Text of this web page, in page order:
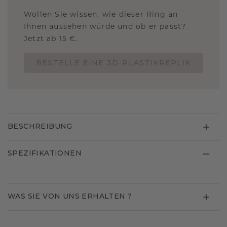
Wollen Sie wissen, wie dieser Ring an
Ihnen aussehen würde und ob er passt?
Jetzt ab 15 €.
BESCHREIBUNG
SPEZIFIKATIONEN
WAS SIE VON UNS ERHALTEN ?